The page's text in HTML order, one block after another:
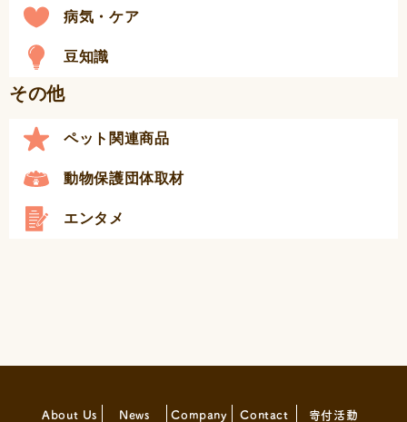
病気・ケア
豆知識
その他
ペット関連商品
動物保護団体取材
エンタメ
About Us News Company Contact 寄付活動